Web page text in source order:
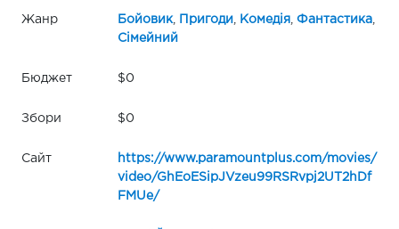
Жанр Бойовик, Пригоди Комедія, Фантастика,
Сімейний
Бюджет $0
Збори $0
Сайт
https://www.paramountplus.com/movies/
video/GhEoESipJVzeu99RSRvpj2UT2hDf
FMUe/